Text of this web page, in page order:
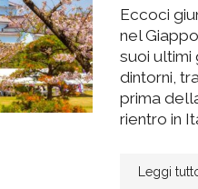
Eccoci
nel
suoi ultimi
dintorni,
prima
rientro in
Leggi